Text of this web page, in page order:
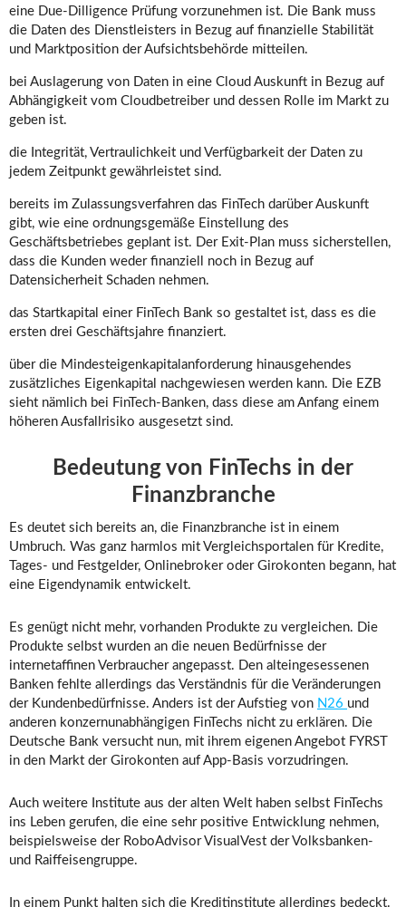
eine Due-Dilligence Prüfung vorzunehmen ist. Die Bank muss
die Daten des Dienstleisters in Bezug auf finanzielle Stabilität
und Marktposition der Aufsichtsbehörde mitteilen.
bei Auslagerung von Daten in eine Cloud Auskunft in Bezug auf
Abhängigkeit vom Cloudbetreiber und dessen Rolle im Markt zu
geben ist.
die Integrität, Vertraulichkeit und Verfügbarkeit der Daten zu
jedem Zeitpunkt gewährleistet sind.
bereits im Zulassungsverfahren das FinTech darüber Auskunft
gibt, wie eine ordnungsgemäße Einstellung des
Geschäftsbetriebes geplant ist. Der Exit-Plan muss sicherstellen,
dass die Kunden weder finanziell noch in Bezug auf
Datensicherheit Schaden nehmen.
das Startkapital einer FinTech Bank so gestaltet ist, dass es die
ersten drei Geschäftsjahre finanziert.
über die Mindesteigenkapitalanforderung hinausgehendes
zusätzliches Eigenkapital nachgewiesen werden kann. Die EZB
sieht nämlich bei FinTech-Banken, dass diese am Anfang einem
höheren Ausfallrisiko ausgesetzt sind.
Bedeutung von FinTechs in der
Finanzbranche
Es deutet sich bereits an, die Finanzbranche ist in einem
Umbruch. Was ganz harmlos mit Vergleichsportalen für Kredite,
Tages- und Festgelder, Onlinebroker oder Girokonten begann, hat
eine Eigendynamik entwickelt.
Es genügt nicht mehr, vorhanden Produkte zu vergleichen. Die
Produkte selbst wurden an die neuen Bedürfnisse der
internetaffinen Verbraucher angepasst. Den alteingesessenen
Banken fehlte allerdings das Verständnis für die Veränderungen
der Kundenbedürfnisse. Anders ist der Aufstieg von N26 und
anderen konzernunabhängigen FinTechs nicht zu erklären. Die
Deutsche Bank versucht nun, mit ihrem eigenen Angebot FYRST
in den Markt der Girokonten auf App-Basis vorzudringen.
Auch weitere Institute aus der alten Welt haben selbst FinTechs
ins Leben gerufen, die eine sehr positive Entwicklung nehmen,
beispielsweise der RoboAdvisor VisualVest der Volksbanken-
und Raiffeisengruppe.
In einem Punkt halten sich die Kreditinstitute allerdings bedeckt.